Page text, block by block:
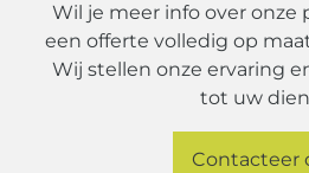
Wil je meer info over onze
een offerte volledig op
Wij stellen onze ervaring
tot uw
Contacteer